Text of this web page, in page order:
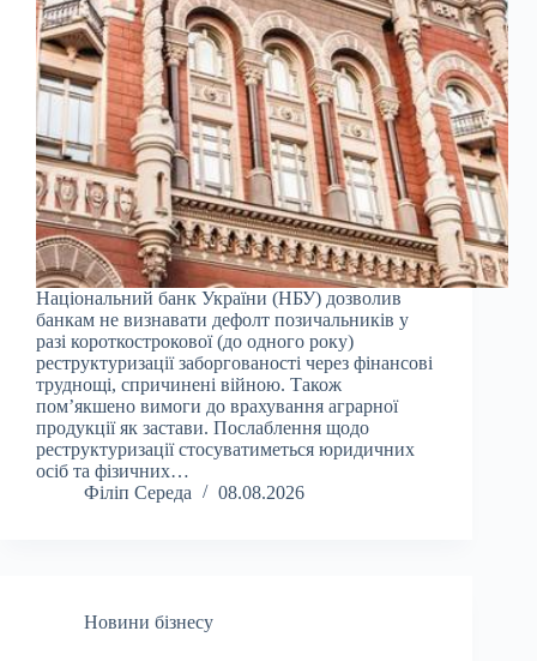
Національний банк України (НБУ) дозволив
банкам не визнавати дефолт позичальників у
разі короткострокової (до одного року)
реструктуризації заборгованості через фінансові
труднощі, спричинені війною. Також
пом’якшено вимоги до врахування аграрної
продукції як застави. Послаблення щодо
реструктуризації стосуватиметься юридичних
осіб та фізичних…
Філіп Середа
08.08.2026
Новини бізнесу